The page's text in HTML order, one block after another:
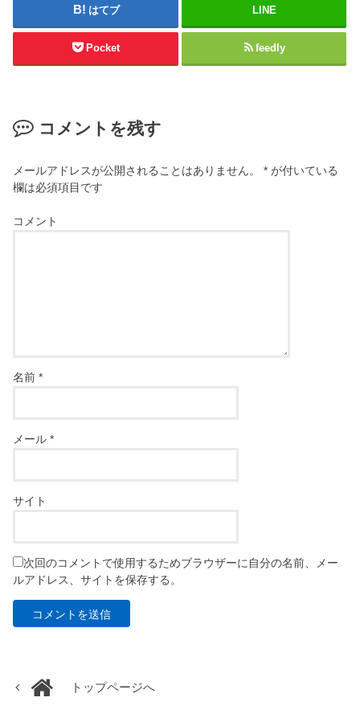
はてブ LINE
Pocket feedly
コメントを残す
メールアドレスが公開されることはありません。 * が付いている
欄は必須項目です
コメント
名前*
メール*
サイト
次回のコメントで使用するためブラウザーに自分の名前、メー
ルアドレス、サイトを保存する。
トップページへ